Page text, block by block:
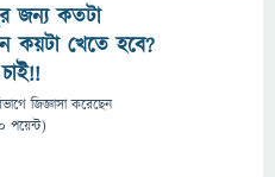
জন্য কতটা
কয়টা খেতে হবে?
জিজ্ঞাসাকরেছেন
পয়েন্ট)